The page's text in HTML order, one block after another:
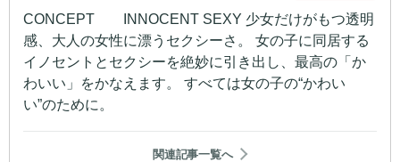
CONCEPT INNOCENT SEXY 少女だけがもつ透明
感、大人の女性に漂うセクシーさ。 女の子に同居する
イノセントとセクシーを絶妙に引き出し、最高の「か
わいい」をかなえます。 すべては女の子の“かわい
い”のために。
関連記事一覧へ